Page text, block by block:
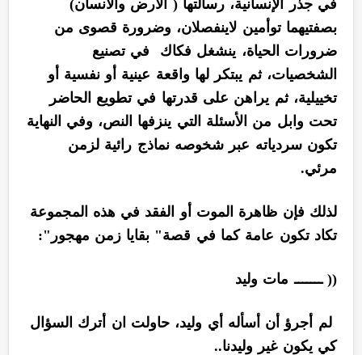
في جذر الإنسانية، رسالتها ( الأرض والانسان)
بصفتيهما توأمين لاينفصلان، وضرورة قصوى من
ضرورات الحياة، ينشغل فكاك في تصنيع
الشخصيات، ثم يبتكر لها واقعة عينية أو نفسية أو
تخييلية، ثم يراهن على قدرتها في تطويع الحاضر
تحت وابل من الأسئلة التي ينزفها النص، وفي النهاية
تكون سردياته عبر شخوصه نماذج رائية لزمن
مرئي.
لذلك فإن ظاهرة الموت أو الفقد في هذه المجموعة
تكاد تكون عامة كما في قصة" بقايا زمن مهجور":
(( ـــــــ مات وليد
لم أجرؤ أن أسأله أي وليد، حاولت ان أترك السؤال
كي يكون غير وليدنا..